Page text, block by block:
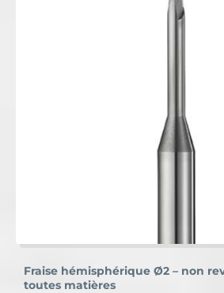
Fraise hémisphérique Ø2 – non
toutes matières